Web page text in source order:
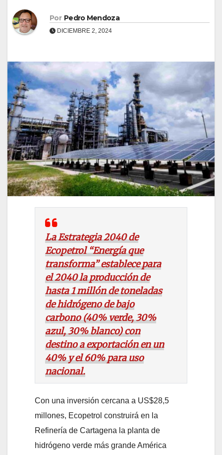
Por Pedro Mendoza
DICIEMBRE 2, 2024
La Estrategia 2040 de
Ecopetrol “Energía que
transforma” establece para
el 2040 la producción de
hasta 1 millón de toneladas
de hidrógeno de bajo
carbono (40% verde, 30%
azul, 30% blanco) con
destino a exportación en un
40% y el 60% para uso
nacional.
Con una inversión cercana a US$28,5
millones, Ecopetrol construirá en la
Refinería de Cartagena la planta de
hidrógeno verde más grande América